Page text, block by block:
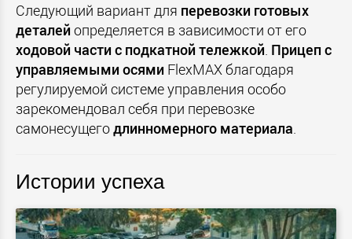
Следующий вариант для перевозки готовых
деталей определяется в зависимости от его
ходовой части с подкатной тележкой. Прицеп с
управляемыми осями FlexMAX благодаря
регулируемой системе управления особо
зарекомендовал себя при перевозке
самонесущегодлинномерного материала.
Истории успеха